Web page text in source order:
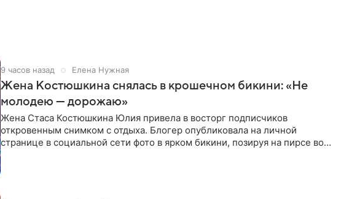
9 часов назад Елена Нужная
Жена Костюшкина снялась в крошечном бикини: «Не
молодею — дорожаю»
Жена Стаса Костюшкина Юлия привела в восторг подписчиков
откровенным снимком с отдыха. Блогер опубликовала на личной
странице в социальной сети фото в ярком бикини, позируя на пирсе во